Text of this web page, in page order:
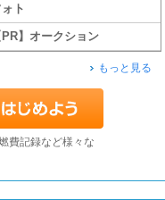
ト
PR】オークション
もっと見る
費記録など様々な